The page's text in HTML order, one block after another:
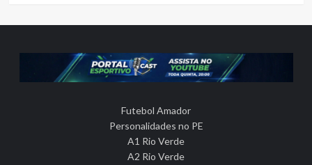
Futebol Amador
Personalidades no PE
A1 Rio Verde
A2 Rio Verde